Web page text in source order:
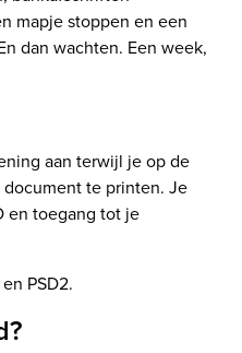
mapje stoppen en een
dan wachten. Een week,
aan terwijl je op de
te printen. Je
en toegang tot je
PSD2.